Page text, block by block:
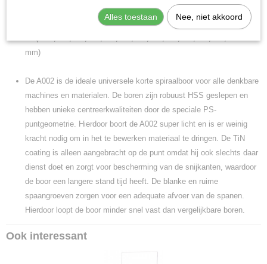
10 x (ø1.0, 2.0, 3.0, 4,0, 5.0. 6.0 mm)
mm)
De A002 is de ideale universele korte spiraalboor voor alle denkbare
machines en materialen. De boren zijn robuust HSS geslepen en
hebben unieke centreerkwaliteiten door de speciale PS-
puntgeometrie. Hierdoor boort de A002 super licht en is er weinig
kracht nodig om in het te bewerken materiaal te dringen. De TiN
coating is alleen aangebracht op de punt omdat hij ook slechts daar
dienst doet en zorgt voor bescherming van de snijkanten, waardoor
de boor een langere stand tijd heeft. De blanke en ruime
spaangroeven zorgen voor een adequate afvoer van de spanen.
Hierdoor loopt de boor minder snel vast dan vergelijkbare boren.
Ook interessant
Alles toestaan Nee, niet akkoord